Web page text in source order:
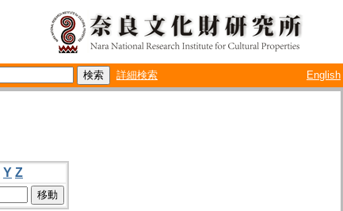
詳細検索 English
Y Z